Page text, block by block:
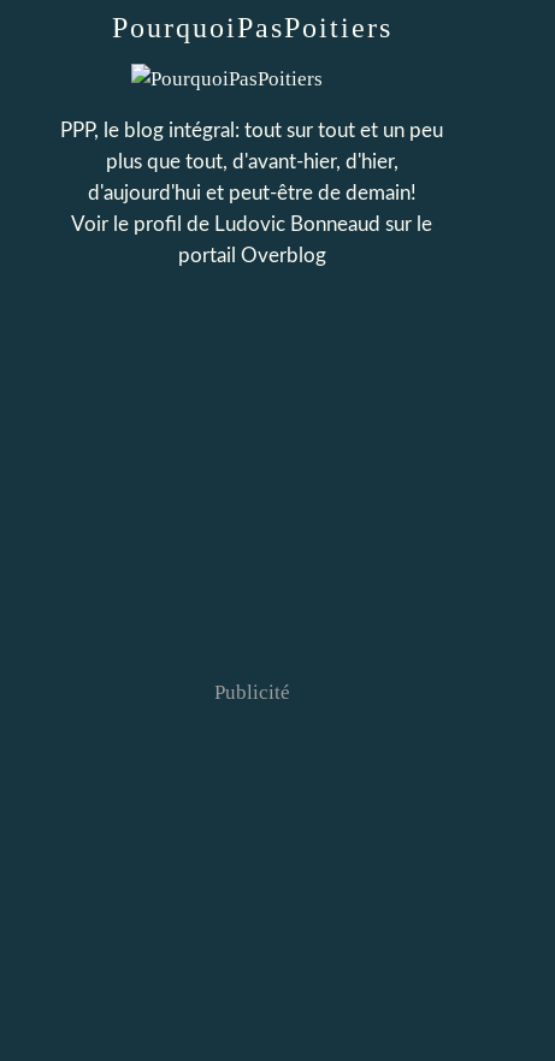
PourquoiPasPoitiers
PPP, le blog intégral: tout sur tout et un peu
plus que tout, d'avant-hier, d'hier,
d'aujourd'hui et peut-être de demain!
Voir le profil de Ludovic Bonneaud sur le
portail Overblog
Publicité